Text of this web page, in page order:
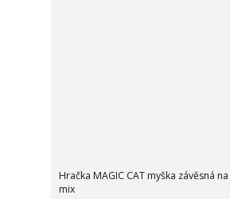
Hračka MAGIC CAT myška závěsná
mix